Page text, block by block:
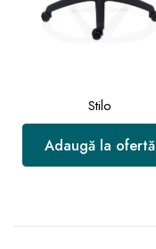
Stilo
Adaugă la ofertă